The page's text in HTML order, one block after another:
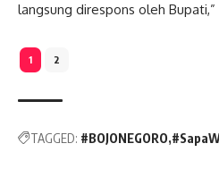
langsung direspons oleh Bupati,”
1 2
TAGGED: #BOJONEGORO